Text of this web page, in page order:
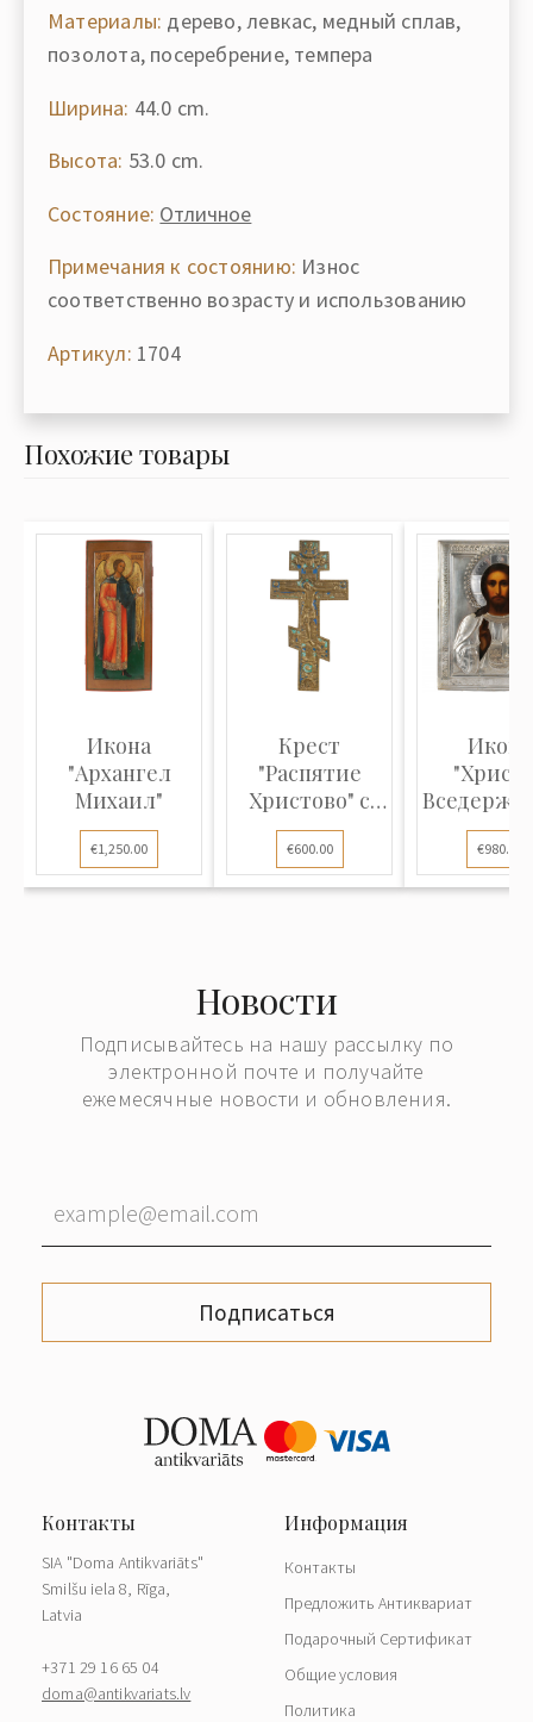
Материалы: дерево, левкас, медный сплав,
позолота, посеребрение, темпера
Ширина: 44.0 cm.
Высота: 53.0 cm.
Состояние: Отличное
Примечания к состоянию: Износ
соответственно возрасту и использованию
Артикул: 1704
Похожие товары
Икона
"Архангел
Михаил"
€1,250.00
Крест
"Распятие
Христово" с
двухцветной
эмаль...
€600.00
Икона
€980.00
Новости
Подписывайтесь на нашу рассылку по
электронной почте и получайте
ежемесячные новости и обновления.
Подписаться
SIA "Doma Antikvariāts"
Smilšu iela 8, Rīga,
Latvia
+371 29 16 65 04
doma@antikvariats.lv
Контакты
Предложить Антиквариат
Подарочный Сертификат
Общие условия
Политика